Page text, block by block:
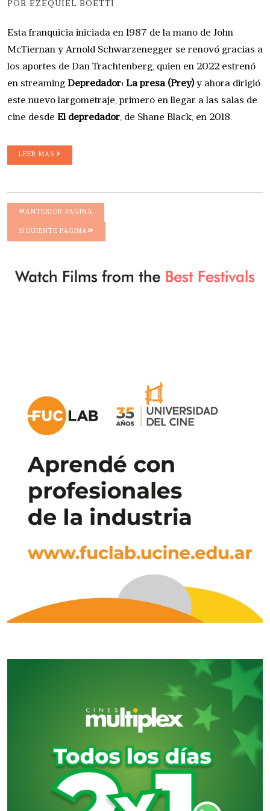
POR EZEQUIEL BOETTI
Esta franquicia iniciada en 1987 de la mano de John
McTiernan y Arnold Schwarzenegger se renovó gracias a
los aportes de Dan Trachtenberg, quien en 2022 estrenó
en streaming Depredador: La presa (Prey)y ahora dirigió
este nuevo largometraje, primero en llegar a las salas de
cine desde El depredador, de Shane Black, en 2018.
LEER MAS
ANTERIOR PAGINA
SIGUIENTE PAGINA